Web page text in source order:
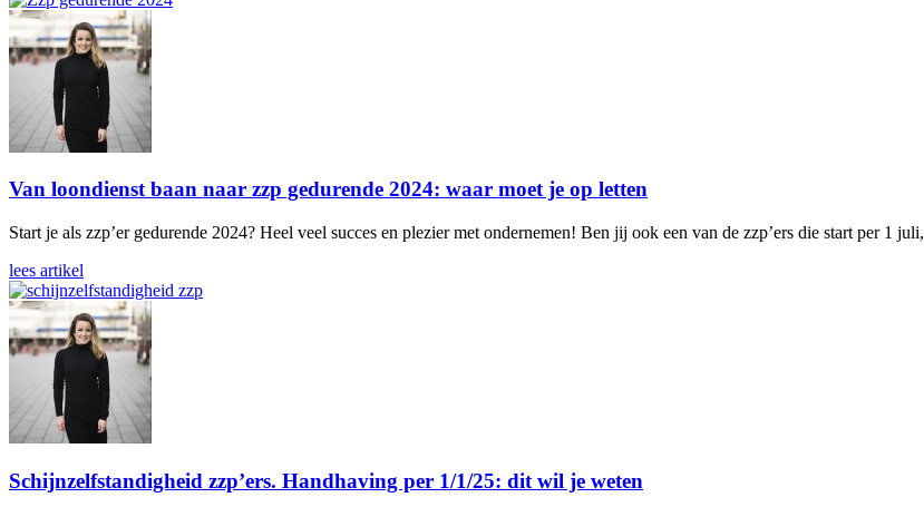
Van loondienst baan naar zzp gedurende 2024: waar moet je op letten
Start je als zzp’er gedurende 2024? Heel veel succes en plezier met ondernemen! Ben jij ook een van de zzp’ers die start per 1 juli,
lees artikel
Schijnzelfstandigheid zzp’ers. Handhaving per 1/1/25: dit wil je weten